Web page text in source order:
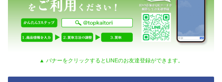
▲ バナーをクリックするとLINEのお友達登録ができます。